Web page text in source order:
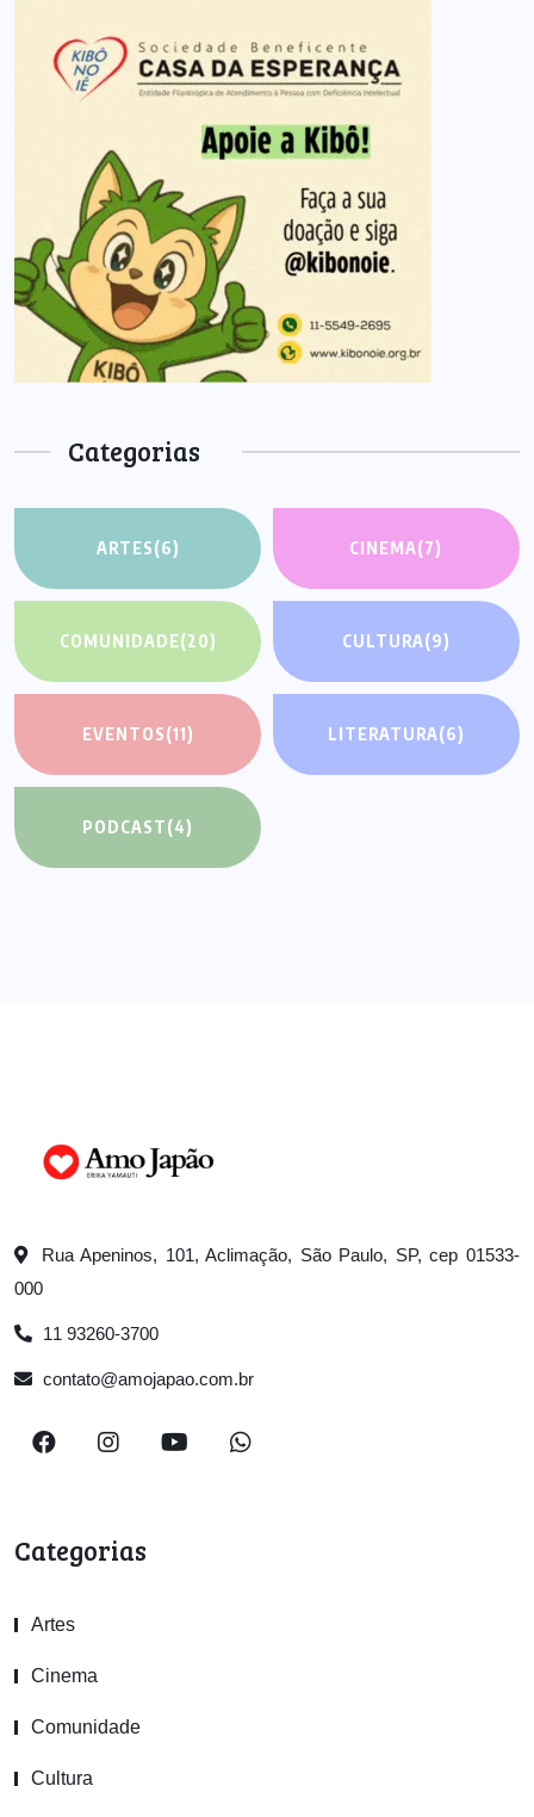
Categorias
ARTES(6) CINEMA(7)
COMUNIDADE(20) CULTURA(9)
EVENTOS(11) LITERATURA(6)
PODCAST(4)
Rua Apeninos, 101, Aclimação, São Paulo, SP, cep 01533-
000
11 93260-3700
contato@amojapao.com.br
Categorias
Artes
Cinema
Comunidade
Cultura